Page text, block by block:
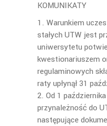
KOMUNIKATY
1. Warunkiem
stałych UTW jest
uniwersytetu
kwestionariuszem
regulaminowych
raty upłynął 31
2. Od 1
przynależność do
następujące